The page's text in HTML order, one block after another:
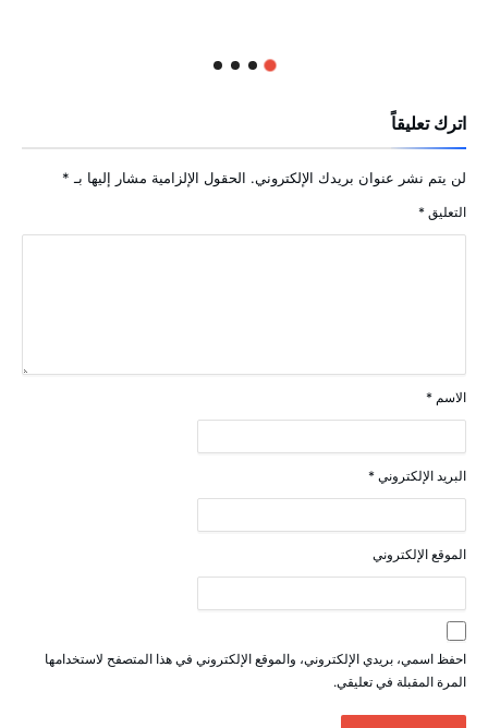
اترك تعليقاً
لن يتم نشر عنوان بريدك الإلكتروني. الحقول الإلزامية مشار إليها بـ *
التعليق *
الاسم *
البريد الإلكتروني *
الموقع الإلكتروني
احفظ اسمي، بريدي الإلكتروني، والموقع الإلكتروني في هذا المتصفح لاستخدامها
المرة المقبلة في تعليقي.